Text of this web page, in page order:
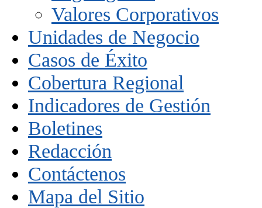
Valores Corporativos
Unidades de Negocio
Casos de Éxito
Cobertura Regional
Indicadores de Gestión
Boletines
Redacción
Contáctenos
Mapa del Sitio